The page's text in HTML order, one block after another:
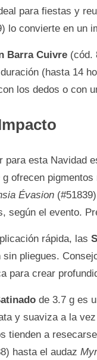
para fiestas y
lo convierte en un
Barra Cuivre(cód.
(hasta 14
los dedos o con
para esta Navidad
ofrecen
Évasion
según el evento.
rápida, las
pliegues.
para crear
de 3.7 g es
y suaviza a la
tienden a
hasta el audaz